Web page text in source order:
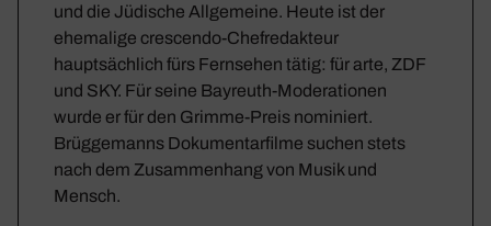
und die Jüdische Allgemeine. Heute ist der
ehemalige crescendo-Chefredakteur
hauptsächlich fürs Fernsehen tätig: für arte, ZDF
und SKY. Für seine Bayreuth-Moderationen
wurde er für den Grimme-Preis nominiert.
Brüggemanns Dokumentarfilme suchen stets
nach dem Zusammenhang von Musik und
Mensch.